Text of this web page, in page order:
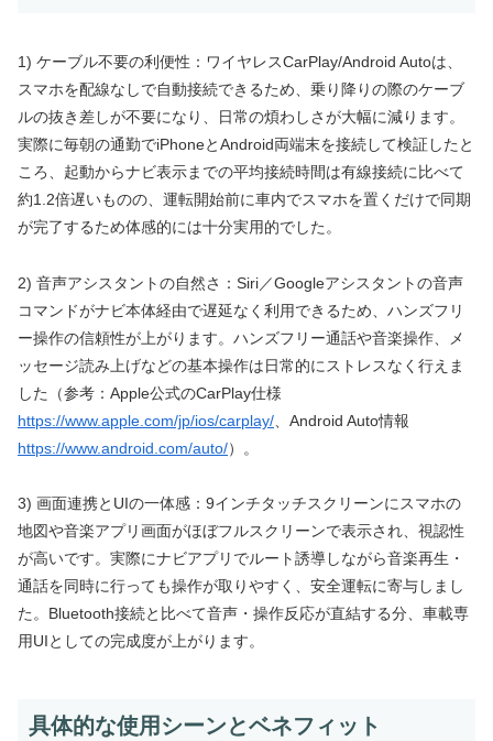
1) ケーブル不要の利便性：ワイヤレスCarPlay/Android Autoは、
スマホを配線なしで自動接続できるため、乗り降りの際のケーブ
ルの抜き差しが不要になり、日常の煩わしさが大幅に減ります。
実際に毎朝の通勤でiPhoneとAndroid両端末を接続して検証したと
ころ、起動からナビ表示までの平均接続時間は有線接続に比べて
約1.2倍遅いものの、運転開始前に車内でスマホを置くだけで同期
が完了するため体感的には十分実用的でした。
2) 音声アシスタントの自然さ：Siri／Googleアシスタントの音声
コマンドがナビ本体経由で遅延なく利用できるため、ハンズフリ
ー操作の信頼性が上がります。ハンズフリー通話や音楽操作、メ
ッセージ読み上げなどの基本操作は日常的にストレスなく行えま
した（参考：Apple公式のCarPlay仕様
https://www.apple.com/jp/ios/carplay/ 、Android Auto情報
https://www.android.com/auto/）。
3) 画面連携とUIの一体感：9インチタッチスクリーンにスマホの
地図や音楽アプリ画面がほぼフルスクリーンで表示され、視認性
が高いです。実際にナビアプリでルート誘導しながら音楽再生・
通話を同時に行っても操作が取りやすく、安全運転に寄与しまし
た。Bluetooth接続と比べて音声・操作反応が直結する分、車載専
用UIとしての完成度が上がります。
具体的な使用シーンとベネフィット